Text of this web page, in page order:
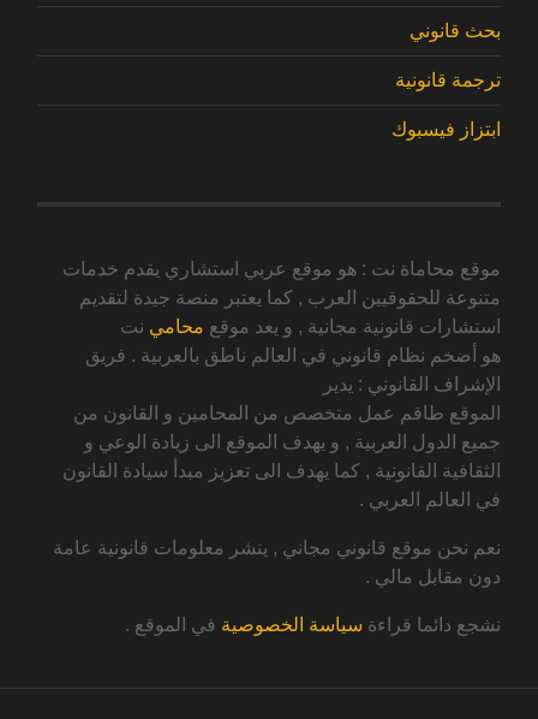
بحث قانوني
ترجمة قانونية
ابتزاز فيسبوك
موقع محاماة نت : هو موقع عربي استشاري يقدم خدمات
متنوعة للحقوقيين العرب , كما يعتبر منصة جيدة لتقديم
استشارات قانونية مجانية , و يعد موقع محامي نت
هو أضخم نظام قانوني في العالم ناطق بالعربية . فريق
الإشراف القانوني : يدير
الموقع طاقم عمل متخصص من المحامين و القانون من
جميع الدول العربية , و يهدف الموقع الى زيادة الوعي و
الثقافية القانونية , كما يهدف الى تعزيز مبدأ سيادة القانون
في العالم العربي .
نعم نحن موقع قانوني مجاني , ينشر معلومات قانونية عامة
دون مقابل مالي .
نشجع دائما قراءة سياسة الخصوصية في الموقع .